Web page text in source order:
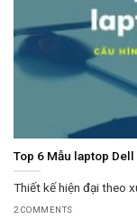
Top 6 Mẫu laptop
Thiết kế hiện đại theo
2 COMMENTS